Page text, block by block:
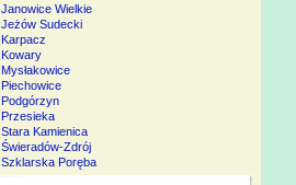
Janowice Wielkie
Jeżów Sudecki
Karpacz
Kowary
Mysłakowice
Piechowice
Podgórzyn
Przesieka
Stara Kamienica
Świeradów-Zdrój
Szklarska Poręba